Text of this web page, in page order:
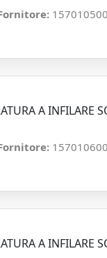
157010500
A INFILARE
157010600
A INFILARE